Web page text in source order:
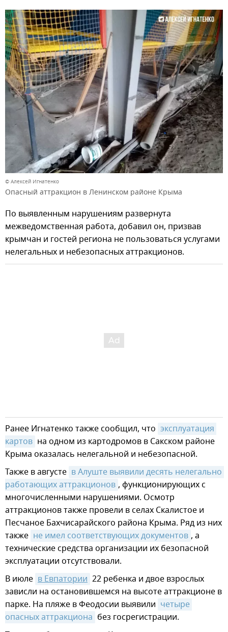
© Алексей Игнатенко
Опасный аттракцион в Ленинском районе Крыма
По выявленным нарушениям развернута
межведомственная работа, добавил он, призвав
крымчан и гостей региона не пользоваться услугами
нелегальных и небезопасных аттракционов.
Ранее Игнатенко также сообщил, что эксплуатация
картов на одном из картодромов в Сакском районе
Крыма оказалась нелегальной и небезопасной.
Также в августе в Алуште выявили десять нелегально
работающих аттракционов , функционирующих с
многочисленными нарушениями. Осмотр
аттракционов также провели в селах Скалистое и
Песчаное Бахчисарайского района Крыма. Ряд из них
также не имел соответствующих документов , а
технические средства организации их безопасной
эксплуатации отсутствовали.
В июле в Евпатории 22 ребенка и двое взрослых
зависли на остановившемся на высоте аттракционе в
парке. На пляже в Феодосии выявили четыре
опасных аттракциона без госрегистрации.